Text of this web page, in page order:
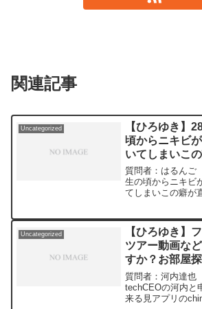
関連記事
Uncategorized
【ひろゆき】
頃からニキビ
いてしまいこ
どうすれば直
ひろゆき切り
質問者：はるん
生の頃からニキビ
てしまいこの癖が
来ています。肌
いはありますが
なって剥いてしま
るでしょうか。元
イズを正解するパ
BLONDEを呑みな
J21
https://
Uncategorized
【ひろゆき】
ツアー動画な
すか？お部屋
なります！ー
き 20240228
質問者：河内達
techCEOの河内と
来る見アプリの